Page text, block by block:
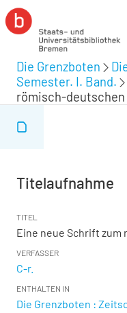
Die Grenzboten
Semester. I. Band.
römisch-
Titelaufnahme
TITEL
Eine neue Schrift zum
VERFASSER
C-r.
ENTHALTEN IN
Die Grenzboten :